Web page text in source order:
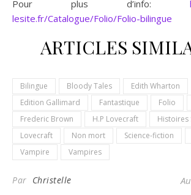
Pour plus d’info:
lesite.fr/Catalogue/Folio/Folio-bilingue
ARTICLES
Bilingue Bloody Tales
Edith Wharton
Edition Gallimard
Fantastique Folio
Frederic Brown
H.P Lovecraft
Histoires
Lovecraft
Non mort Science-fiction
Vampire
Vampires
Par Christelle